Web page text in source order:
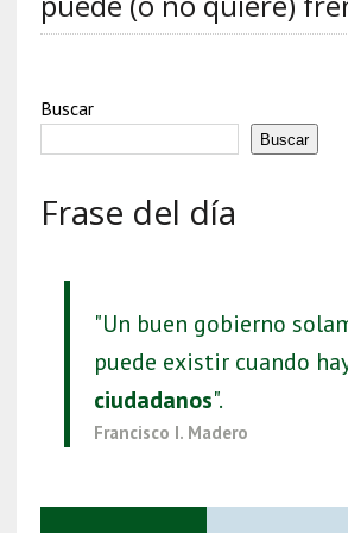
Buscar
Buscar
Frase del día
"Un buen gobierno
puede existir cuando
ciudadanos".
Francisco I. Madero